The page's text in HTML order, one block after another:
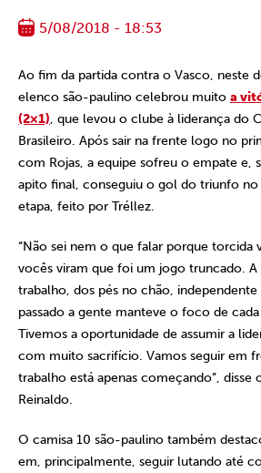
5/08/2018 - 18:53
Ao fim da partida contra o Vasco, neste
elenco são-paulino celebrou muito a
(2×1), que levou o clube à liderança do
Brasileiro. Após sair na frente logo no
com Rojas, a equipe sofreu o empate e,
apito final, conseguiu o gol do triunfo no
etapa, feito por Tréllez.
“Não sei nem o que falar porque torcida
vocês viram que foi um jogo truncado.
trabalho, dos pés no chão,
passado a gente manteve o foco de
Tivemos a oportunidade de assumir a
com muito sacrifício. Vamos seguir em
trabalho está apenas começando”, disse
Reinaldo.
O camisa 10 são-paulino também
em, principalmente, seguir lutando até